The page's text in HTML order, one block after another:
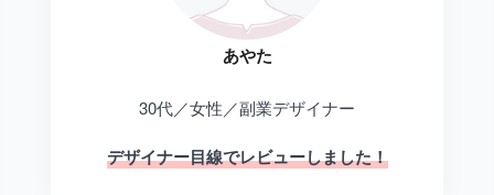
あやた
30代／女性／副業デザイナー
デザイナー目線でレビューしました！